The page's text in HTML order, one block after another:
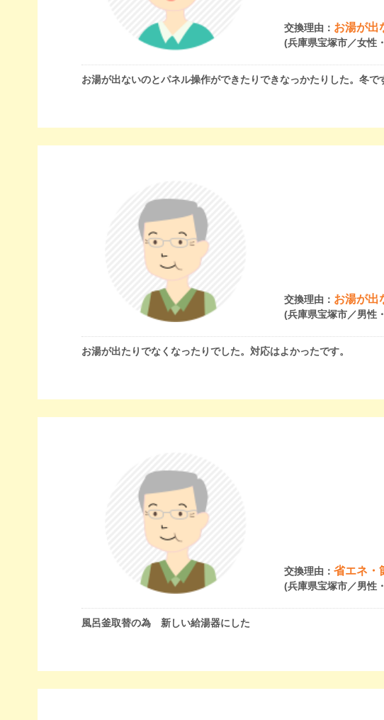
交換理由： お湯が出
(兵庫県宝塚市／女性
お湯が出ないのとパネル操作ができたりできなっかたりした。冬
交換理由： お湯が出
(兵庫県宝塚市／男性
お湯が出たりでなくなったりでした。対応はよかったです。
交換理由：省エネ・
(兵庫県宝塚市／男性
風呂釜取替の為 新しい給湯器にした